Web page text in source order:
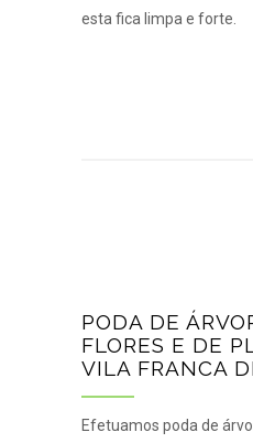
esta fica limpa e forte.
PODA DE
FLORES E DE
VILA FRANCA
Efetuamos poda de